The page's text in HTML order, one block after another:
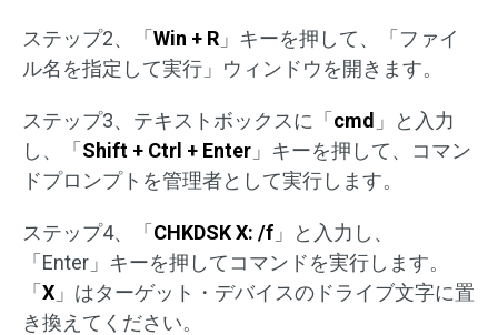
ステップ2、「Win + R 」キーを押して、「ファイ
ル名を指定して実行」ウィンドウを開きます。
ステップ3、テキストボックスに「cmd 」と入力
し、「Shift + Ctrl + Enter 」キーを押して、コマン
ドプロンプトを管理者として実行します。
ステップ4、「CHKDSK X: /f 」と入力し、
「Enter」キーを押してコマンドを実行します。
「X 」はターゲット・デバイスのドライブ文字に置
き換えてください。